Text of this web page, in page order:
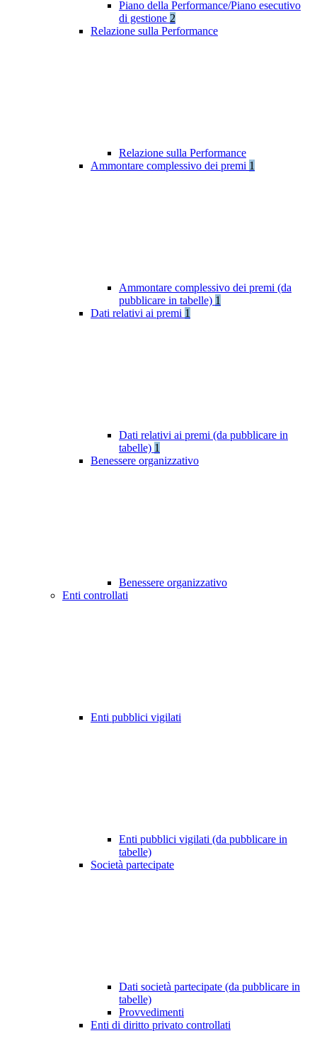
Piano della Performance/Piano esecutivo
di gestione 2
Relazione sulla Performance
Relazione sulla Performance
Ammontare complessivo dei premi 1
Ammontare complessivo dei premi (da
pubblicare in tabelle) 1
Dati relativi ai premi 1
Dati relativi ai premi (da pubblicare in
tabelle) 1
Benessere organizzativo
Benessere organizzativo
Enti controllati
Enti pubblici vigilati
Enti pubblici vigilati (da pubblicare in
tabelle)
Società partecipate
Dati società partecipate (da pubblicare in
tabelle)
Provvedimenti
Enti di diritto privato controllati